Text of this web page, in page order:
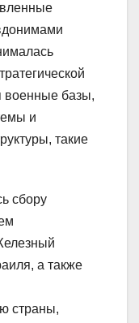
военные базы,
и
такие
сбору
а также
страны,